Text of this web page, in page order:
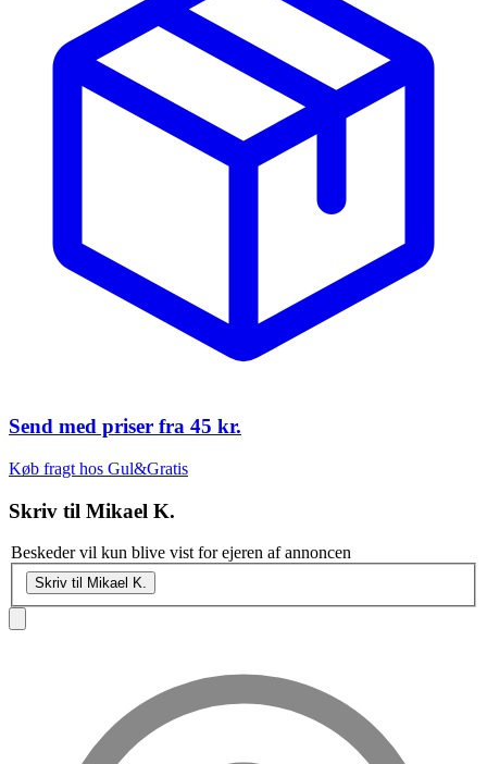
Send med priser fra 45 kr.
Køb fragt hos Gul&Gratis
Skriv til Mikael K.
Beskeder vil kun blive vist for ejeren af annoncen
Skriv til Mikael K.